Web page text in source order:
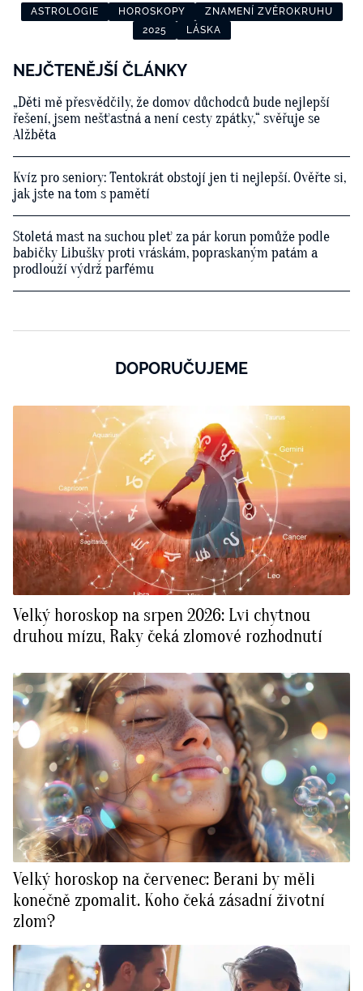
ASTROLOGIE HOROSKOPY
ZNAMENÍ ZVĚROKRUHU
2025
LÁSKA
NEJČTENĚJŠÍ ČLÁNKY
„Děti mě přesvědčily, že domov důchodců bude nejlepší
řešení, jsem nešťastná a není cesty zpátky,“ svěřuje se
Alžběta
Kvíz pro seniory: Tentokrát obstojí jen ti nejlepší. Ověřte si,
jak jste na tom s pamětí
Stoletá mast na suchou pleť za pár korun pomůže podle
babičky Libušky proti vráskám, popraskaným patám a
prodlouží výdrž parfému
DOPORUČUJEME
Velký horoskop na srpen 2026: Lvi chytnou
druhou mízu, Raky čeká zlomové rozhodnutí
Velký horoskop na červenec: Berani by měli
konečně zpomalit. Koho čeká zásadní životní
zlom?